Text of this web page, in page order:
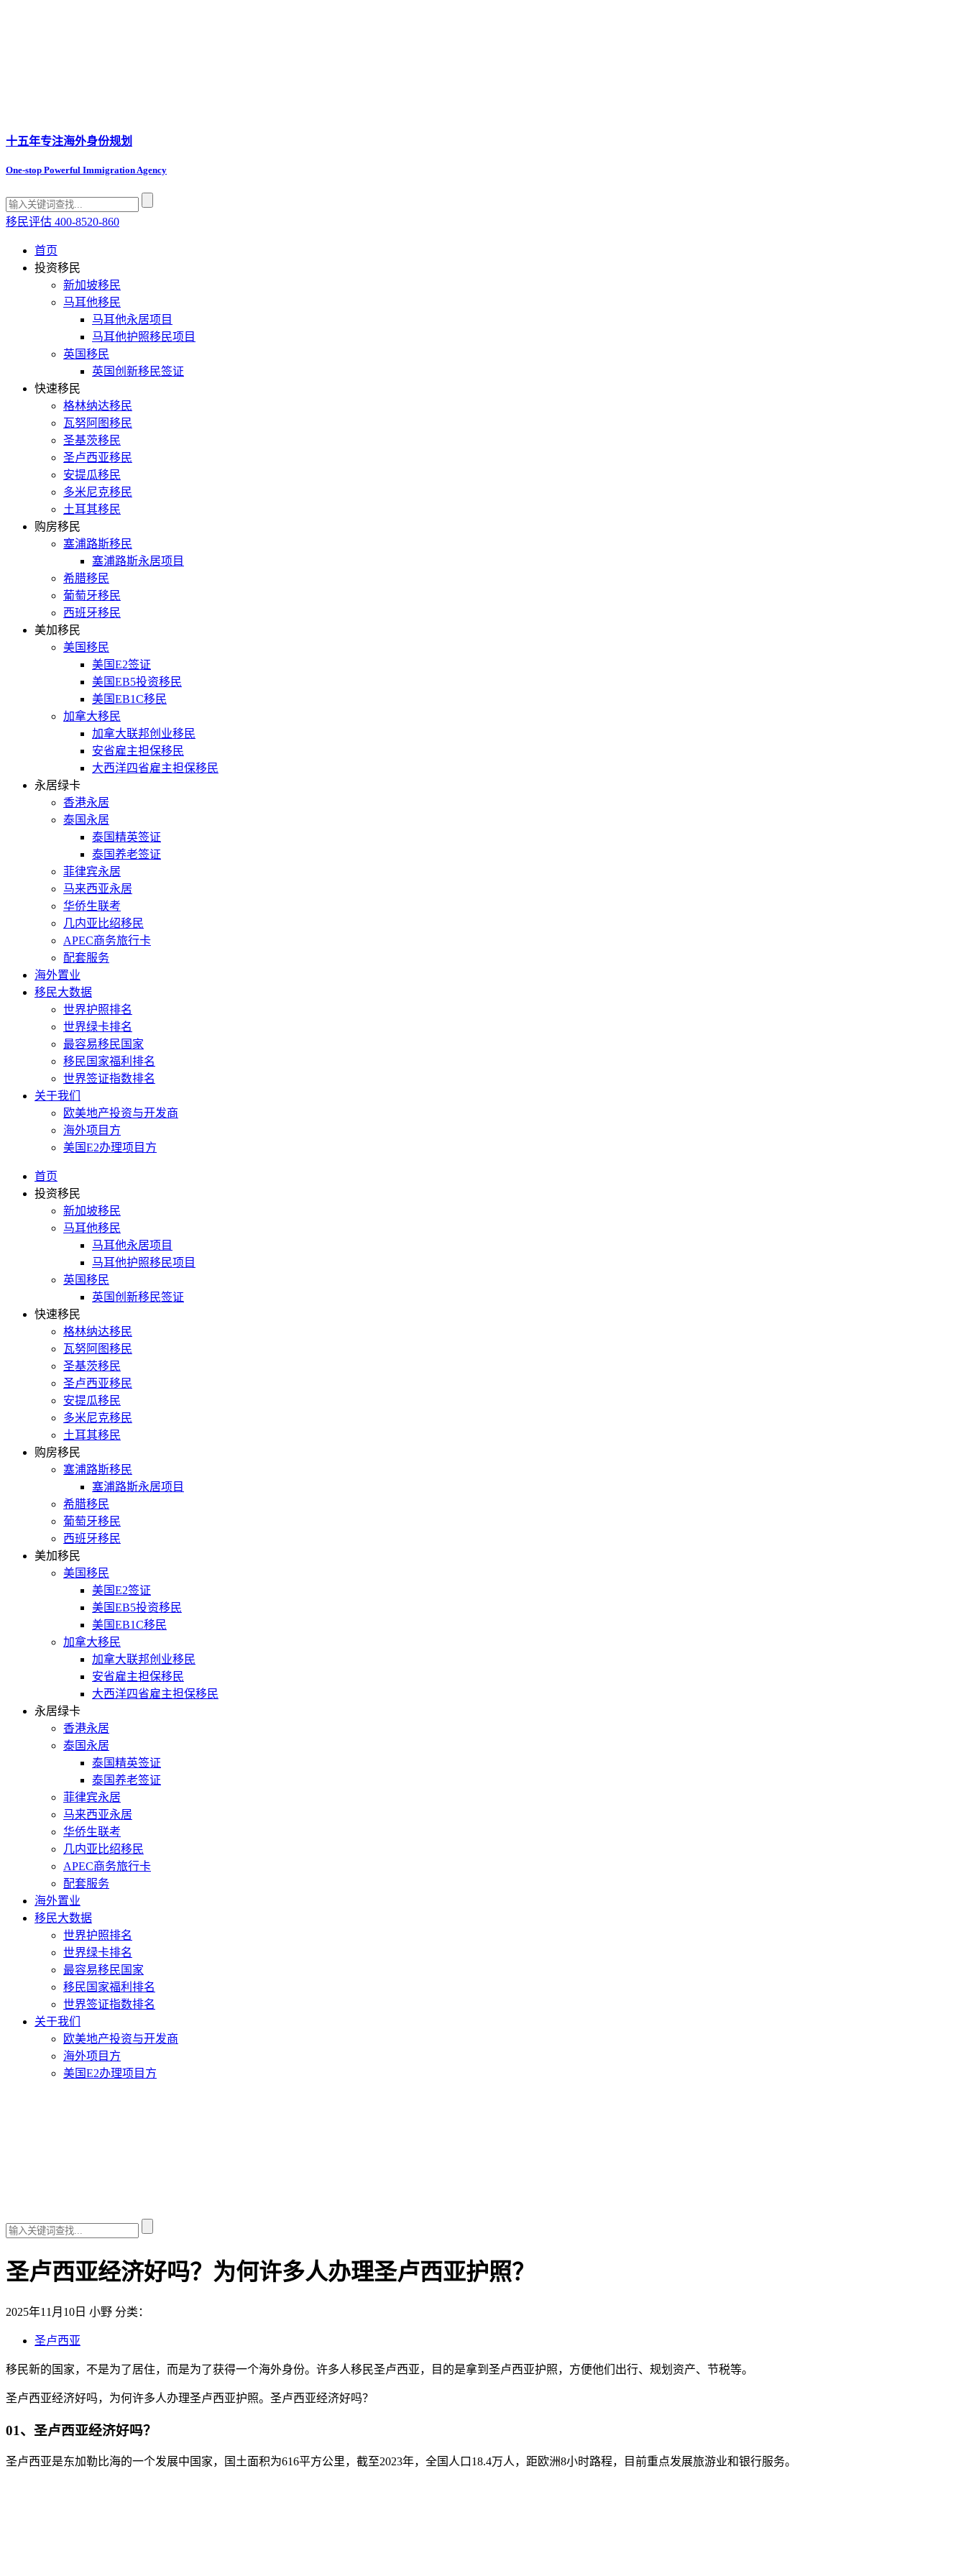
十五年专注海外身份规划
One-stop Powerful Immigration Agency
移民评估 400-8520-860
首页
投资移民
新加坡移民
马耳他移民
马耳他永居项目
马耳他护照移民项目
英国移民
英国创新移民签证
快速移民
格林纳达移民
瓦努阿图移民
圣基茨移民
圣卢西亚移民
安提瓜移民
多米尼克移民
土耳其移民
购房移民
塞浦路斯移民
塞浦路斯永居项目
希腊移民
葡萄牙移民
西班牙移民
美加移民
美国移民
美国E2签证
美国EB5投资移民
美国EB1C移民
加拿大移民
加拿大联邦创业移民
安省雇主担保移民
大西洋四省雇主担保移民
永居绿卡
香港永居
泰国永居
泰国精英签证
泰国养老签证
菲律宾永居
马来西亚永居
华侨生联考
几内亚比绍移民
APEC商务旅行卡
配套服务
海外置业
移民大数据
世界护照排名
世界绿卡排名
最容易移民国家
移民国家福利排名
世界签证指数排名
关于我们
欧美地产投资与开发商
海外项目方
美国E2办理项目方
首页
投资移民
新加坡移民
马耳他移民
马耳他永居项目
马耳他护照移民项目
英国移民
英国创新移民签证
快速移民
格林纳达移民
瓦努阿图移民
圣基茨移民
圣卢西亚移民
安提瓜移民
多米尼克移民
土耳其移民
购房移民
塞浦路斯移民
塞浦路斯永居项目
希腊移民
葡萄牙移民
西班牙移民
美加移民
美国移民
美国E2签证
美国EB5投资移民
美国EB1C移民
加拿大移民
加拿大联邦创业移民
安省雇主担保移民
大西洋四省雇主担保移民
永居绿卡
香港永居
泰国永居
泰国精英签证
泰国养老签证
菲律宾永居
马来西亚永居
华侨生联考
几内亚比绍移民
APEC商务旅行卡
配套服务
海外置业
移民大数据
世界护照排名
世界绿卡排名
最容易移民国家
移民国家福利排名
世界签证指数排名
关于我们
欧美地产投资与开发商
海外项目方
美国E2办理项目方
圣卢西亚经济好吗？为何许多人办理圣卢西亚护照？
2025年11月10日 小野 分类：
圣卢西亚
移民新的国家，不是为了居住，而是为了获得一个海外身份。许多人移民圣卢西亚，目的是拿到圣卢西亚护照，方便他们出行、规划资产、节税等。
圣卢西亚经济好吗，为何许多人办理圣卢西亚护照。圣卢西亚经济好吗？
01、圣卢西亚经济好吗？
圣卢西亚是东加勒比海的一个发展中国家，国土面积为616平方公里，截至2023年，全国人口18.4万人，距欧洲8小时路程，目前重点发展旅游业和银行服务。